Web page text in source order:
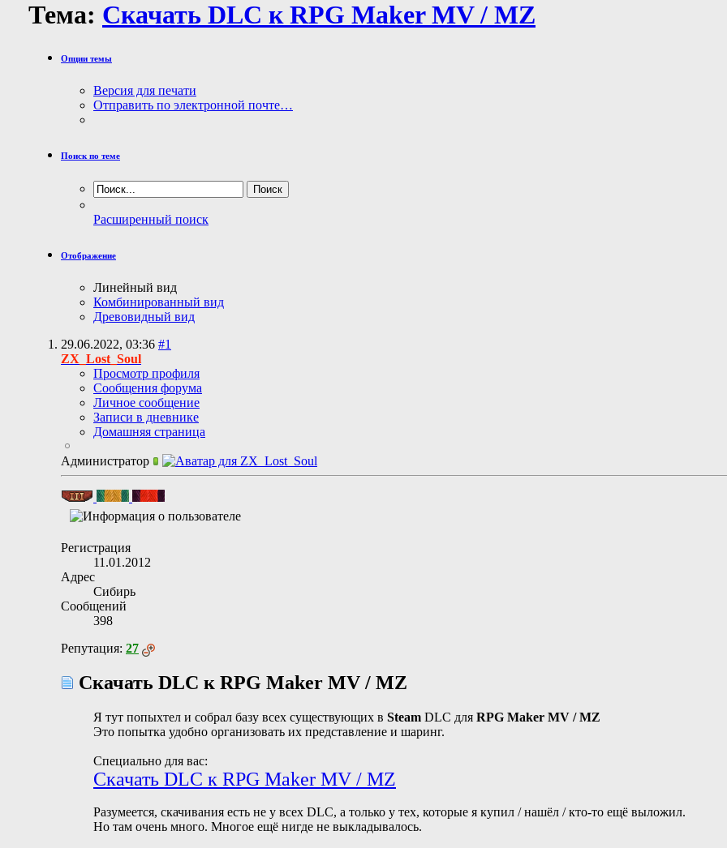
Тема: Скачать DLC к RPG Maker MV / MZ
Опции темы
Версия для печати
Отправить по электронной почте…
Поиск по теме
Расширенный поиск
Отображение
Линейный вид
Комбинированный вид
Древовидный вид
29.06.2022, 03:36 #1
ZX_Lost_Soul
Просмотр профиля
Сообщения форума
Личное сообщение
Записи в дневнике
Домашняя страница
Администратор
Регистрация
11.01.2012
Адрес
Сибирь
Сообщений
398
Репутация: 27
Скачать DLC к RPG Maker MV / MZ
Я тут попыхтел и собрал базу всех существующих в Steam DLC для RPG Maker MV / MZ
Это попытка удобно организовать их представление и шаринг.
Специально для вас:
Скачать DLC к RPG Maker MV / MZ
Разумеется, скачивания есть не у всех DLC, а только у тех, которые я купил / нашёл / кто-то ещё выложил.
Но там очень много. Многое ещё нигде не выкладывалось.